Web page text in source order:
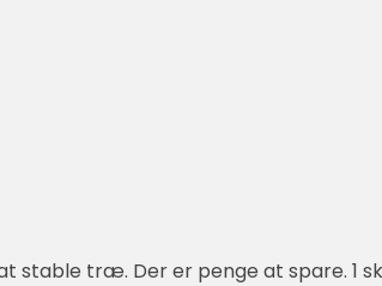
træ. Der er penge at spare. 1